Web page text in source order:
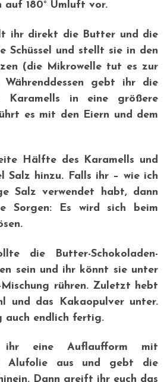
180° Umluft vor.
ihr direkt die Butter und die
Schüssel und stellt sie in den
(die Mikrowelle tut es zur
gebt ihr die
Karamells in eine größere
es mit den Eiern und dem
Hälfte des Karamells und
Salz hinzu. Falls ihr – wie ich
Salz verwendet habt, dann
Sorgen: Es wird sich beim
die Butter-Schokoladen-
sein und ihr könnt sie unter
rühren. Zuletzt hebt
und das Kakaopulver unter.
auch endlich fertig.
eine Auflaufform mit
Alufolie aus und gebt die
Dann greift ihr euch das